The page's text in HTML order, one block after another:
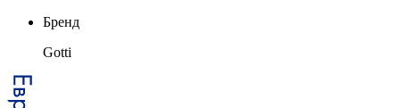
Бренд
Gotti